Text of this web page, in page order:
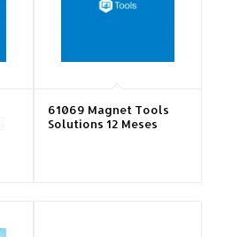
61069 Magnet Tools
Solutions 12 Meses